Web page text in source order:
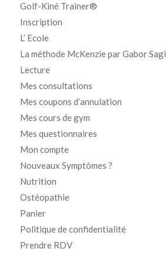
Golf-Kiné Trainer®
Inscription
L’ Ecole
La méthode McKenzie par Gabor Sagi
Lecture
Mes consultations
Mes coupons d’annulation
Mes cours de gym
Mes questionnaires
Mon compte
Nouveaux Symptômes ?
Nutrition
Ostéopathie
Panier
Politique de confidentialité
Prendre RDV